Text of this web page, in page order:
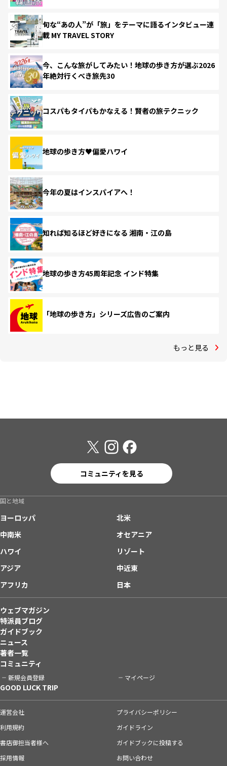
旬な“あの人”が「旅」をテーマに語るインタビュー連
載 MY TRAVEL STORY
今、こんな旅がしてみたい！地球の歩き方が選ぶ2026
年絶対行くべき旅先30
コスパもタイパもかなえる！賢者の旅テクニック
地球の歩き方♥偏愛ハワイ
今年の夏はインスパイアへ！
知れば知るほど好きになる 湘南・江の島
地球の歩き方45周年記念 インド特集
「地球の歩き方」シリーズ広告のご案内
もっと見る
コミュニティを見る
国と地域
ヨーロッパ
北米
中南米
オセアニア
ハワイ
リゾート
アジア
中近東
アフリカ
日本
ウェブマガジン
特派員ブログ
ガイドブック
ニュース
著者一覧
コミュニティ
新規会員登録 マイページ
GOOD LUCK TRIP
運営会社
プライバシーポリシー
利用規約
ガイドライン
書店御担当者様へ
ガイドブックに投稿する
採用情報
お問い合わせ